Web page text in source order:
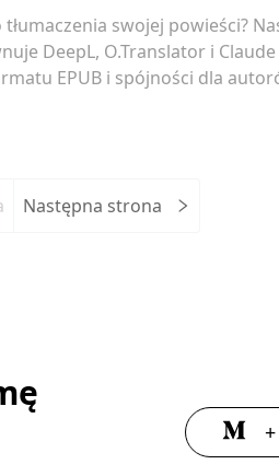
swojej powieści?
DeepL, O.Translator i
EPUB i spójności dla
Następna strona
+